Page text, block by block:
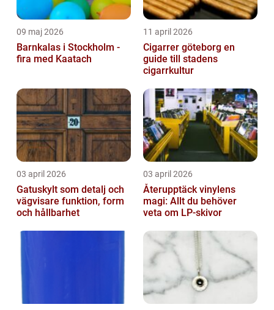
09 maj 2026
Barnkalas i Stockholm -
fira med Kaatach
11 april 2026
Cigarrer göteborg en
guide till stadens
cigarrkultur
03 april 2026
Gatuskylt som detalj och
vägvisare funktion, form
och hållbarhet
03 april 2026
Återupptäck vinylens
magi: Allt du behöver
veta om LP-skivor